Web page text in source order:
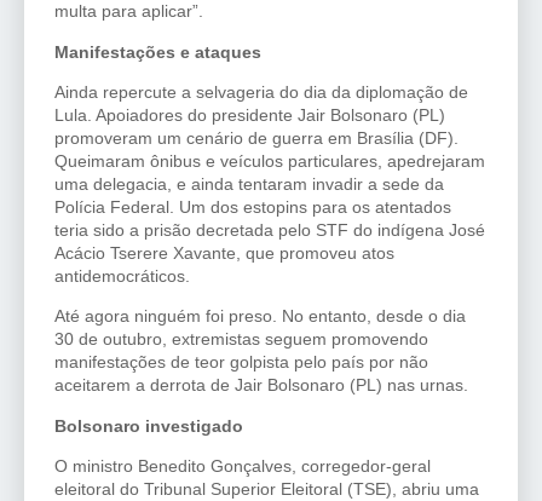
multa para aplicar”.
Manifestações e ataques
Ainda repercute a selvageria do dia da diplomação de
Lula. Apoiadores do presidente Jair Bolsonaro (PL)
promoveram um cenário de guerra em Brasília (DF).
Queimaram ônibus e veículos particulares, apedrejaram
uma delegacia, e ainda tentaram invadir a sede da
Polícia Federal. Um dos estopins para os atentados
teria sido a prisão decretada pelo STF do indígena José
Acácio Tserere Xavante, que promoveu atos
antidemocráticos.
Até agora ninguém foi preso. No entanto, desde o dia
30 de outubro, extremistas seguem promovendo
manifestações de teor golpista pelo país por não
aceitarem a derrota de Jair Bolsonaro (PL) nas urnas.
Bolsonaro investigado
O ministro Benedito Gonçalves, corregedor-geral
eleitoral do Tribunal Superior Eleitoral (TSE), abriu uma